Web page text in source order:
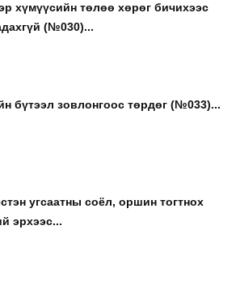
хүмүүсийн төлөө хөрөг бичихээс
(№030)...
бүтээл зовлонгоос төрдөг (№033)...
угсаатны соёл, оршин тогтнох
эрхээс...